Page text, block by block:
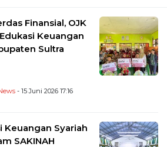
Finansial, OJK
Keuangan
Sultra
- 15 Juni 2026 17:16
Keuangan Syariah
SAKINAH